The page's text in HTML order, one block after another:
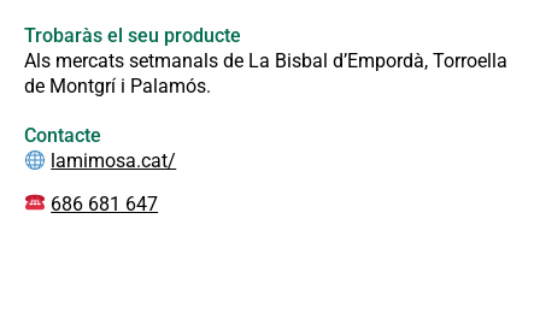
Trobaràs el seu producte
Als mercats setmanals de La Bisbal d’Empordà, Torroella
de Montgrí i Palamós.
Contacte
lamimosa.cat/
686 681 647